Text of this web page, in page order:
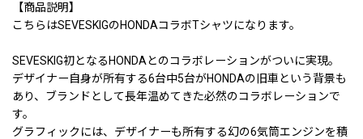
【商品説明】
こちらはSEVESKIGのHONDAコラボTシャツになります。
SEVESKIG初となるHONDAとのコラボレーションがついに実現。
デザイナー自身が所有する6台中5台がHONDAの旧車という背景も
あり、ブランドとして長年温めてきた必然のコラボレーションで
す。
グラフィックには、デザイナーも所有する幻の6気筒エンジンを積